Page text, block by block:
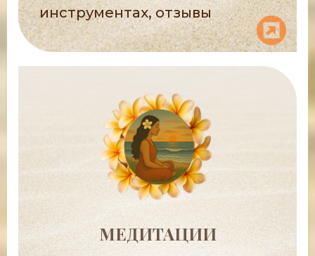
инструментах, отзывы
МЕДИТАЦИИ